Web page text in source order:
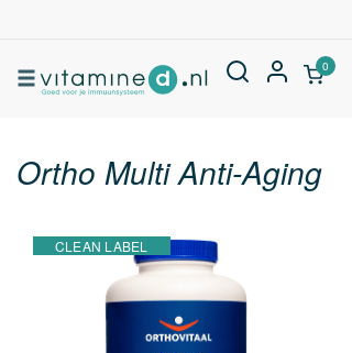
0
Ortho Multi Anti-Aging
CLEAN LABEL